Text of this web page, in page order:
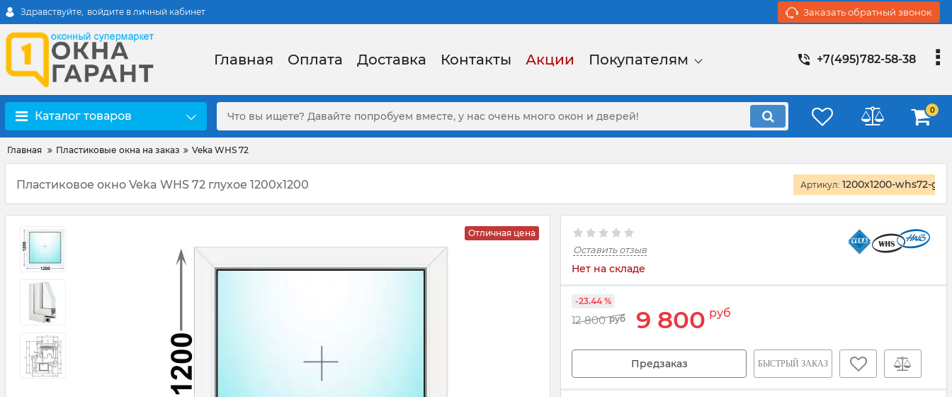
Здравствуйте, войдите в личный кабинет Заказать обратный звонок
Главная Оплата Доставка Контакты Акции Покупателям +7(495)782-58-38
Каталог товаров 0
Главная Пластиковые окна на заказ Veka WHS 72
Пластиковое окно Veka WHS 72 глухое 1200x1200 Артикул: 1200x1200-whs72-gl
Отличная цена
Оставить отзыв
Нет на складе
12 800 руб 9 800 руб
-23.44 %
Предзаказ БЫСТРЫЙ ЗАКАЗ